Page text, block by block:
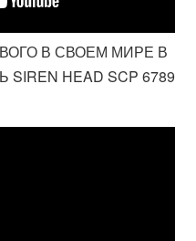
В СВОЕМ МИРЕ В
HEAD SCP 6789